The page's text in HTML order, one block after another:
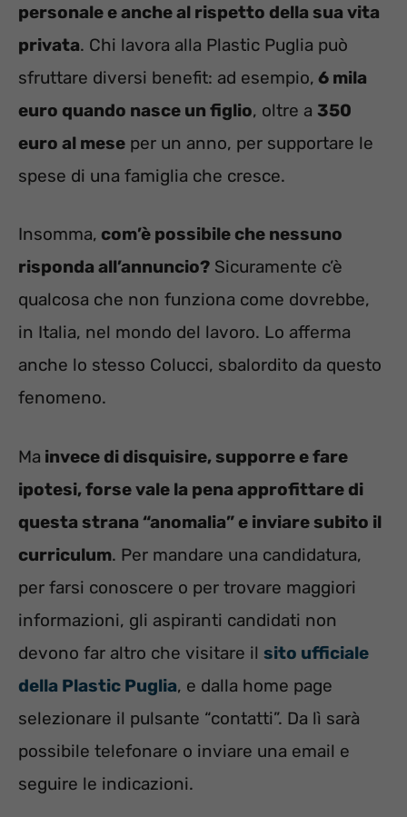
personale e anche al rispetto della sua vita
privata. Chi lavora alla Plastic Puglia può
sfruttare diversi benefit: ad esempio, 6 mila
euro quando nasce un figlio, oltre a 350
euro al mese per un anno, per supportare le
spese di una famiglia che cresce.
Insomma, com’è possibile che nessuno
risponda all’annuncio? Sicuramente c’è
qualcosa che non funziona come dovrebbe,
in Italia, nel mondo del lavoro. Lo afferma
anche lo stesso Colucci, sbalordito da questo
fenomeno.
Ma invece di disquisire, supporre e fare
ipotesi, forse vale la pena approfittare di
questa strana “anomalia” e inviare subito il
curriculum. Per mandare una candidatura,
per farsi conoscere o per trovare maggiori
informazioni, gli aspiranti candidati non
devono far altro che visitare il sito ufficiale
della Plastic Puglia, e dalla home page
selezionare il pulsante “contatti”. Da lì sarà
possibile telefonare o inviare una email e
seguire le indicazioni.